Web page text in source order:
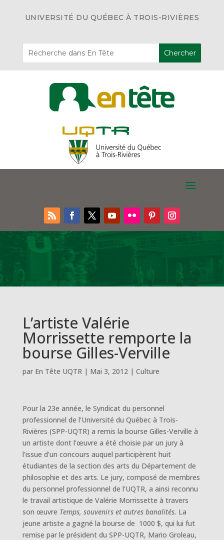
UNIVERSITÉ DU QUÉBEC À TROIS-RIVIÈRES
L’artiste Valérie
Morrissette remporte la
bourse Gilles-Verville
par En Tête UQTR| Mai 3, 2012| Culture
Pour la 23e année, le Syndicat du personnel
professionnel de l’Université du Québec à Trois-
Rivières (SPP-UQTR) a remis la bourse Gilles-Verville à
un artiste dont l’œuvre a été choisie par un jury à
l’issue d’un concours auquel participèrent huit
étudiantes de la section des arts du Département de
philosophie et des arts. Le jury, composé de membres
du personnel professionnel de l’UQTR, a ainsi reconnu
le travail artistique de Valérie Morrissette à travers
son œuvre Temps, souvenirs et autres banalités. La
jeune artiste a gagné la bourse de 1000 $, qui lui fut
remise par le président du SPP-UQTR, Mario Groleau,